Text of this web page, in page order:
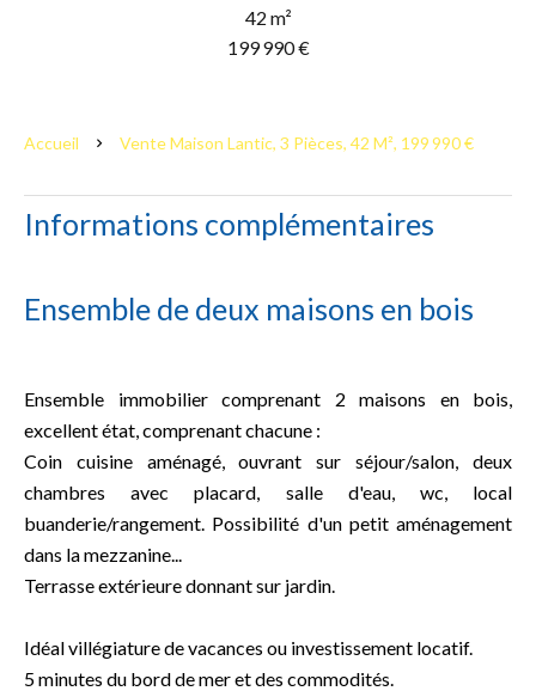
42 m²
199 990 €
Accueil Vente Maison Lantic, 3 Pièces, 42 M², 199 990 €
Informations complémentaires
Ensemble de deux maisons en bois
Ensemble immobilier comprenant 2 maisons en bois,
excellent état, comprenant chacune :
Coin cuisine aménagé, ouvrant sur séjour/salon, deux
chambres avec placard, salle d'eau, wc, local
buanderie/rangement. Possibilité d'un petit aménagement
dans la mezzanine...
Terrasse extérieure donnant sur jardin.
Idéal villégiature de vacances ou investissement locatif.
5 minutes du bord de mer et des commodités.